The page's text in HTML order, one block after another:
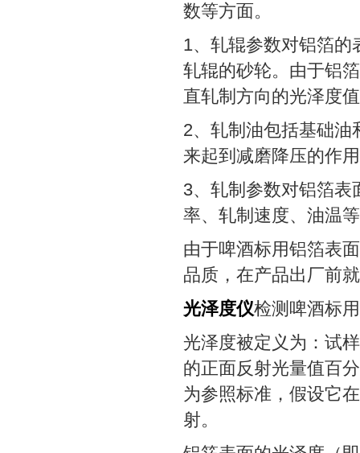
数等方面。
1、轧辊参数对铝箔
轧辊的砂轮。由于铝
直轧制方向的光泽度
2、轧制油包括基础
来起到减磨降压的作
3、轧制参数对铝箔
率、轧制速度、油温
由于啤酒标用铝箔表
品质，在产品出厂前
光泽度仪检测啤酒标
光泽度被定义为：试
的正面反射光量值百
为参照标准，假设它
射。